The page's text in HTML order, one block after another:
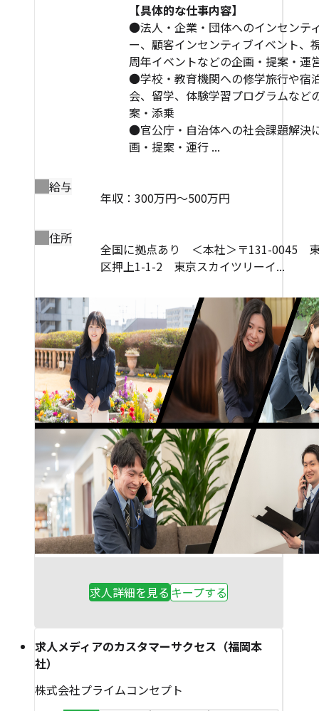
【具体的な仕事内容】
●法人・企業・団体へのインセンテ
ー、顧客インセンティブイベント、
周年イベントなどの企画・提案・運
●学校・教育機関への修学旅行や宿
会、留学、体験学習プログラムなど
案・添乗
●官公庁・自治体への社会課題解決
画・提案・運行 ...
給与
年収：300万円～500万円
住所
全国に拠点あり ＜本社＞〒131-0045
区押上1-1-2 東京スカイツリーイ...
求人詳細を見る キープする
求人メディアのカスタマーサクセス（福岡本
社）
株式会社プライムコンセプト